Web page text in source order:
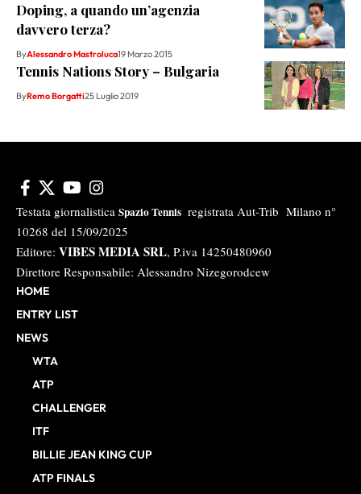
Doping, a quando un’agenzia
davvero terza?
ByAlessandro Mastroluca19 Marzo 2015
Tennis Nations Story – Bulgaria
ByRemo Borgatti25 Luglio 2019
Testata giornalistica Spazio Tennis registrata Aut-Trib Milano n°
10268 del 15/09/2025
Editore: VIBES MEDIA SRL, P.iva 14250480960
Direttore Responsabile: Alessandro Nizegorodcew
HOME
ENTRY LIST
NEWS
WTA
ATP
CHALLENGER
ITF
BILLIE JEAN KING CUP
ATP FINALS